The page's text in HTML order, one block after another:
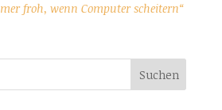
froh, wenn Computer scheitern“